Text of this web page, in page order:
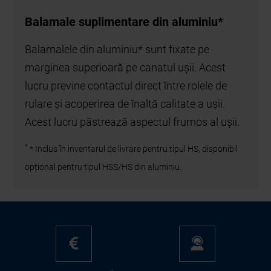
Balamale suplimentare din aluminiu*
Balamalele din aluminiu* sunt fixate pe
marginea superioară pe canatul ușii. Acest
lucru previne contactul direct între rolele de
rulare și acoperirea de înaltă calitate a ușii.
Acest lucru păstrează aspectul frumos al ușii.
* * Inclus în inventarul de livrare pentru tipul HS, disponibil
opțional pentru tipul HSS/HS din aluminiu.